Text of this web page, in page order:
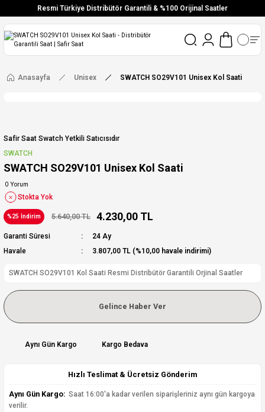
Resmi Türkiye Distribütör Garantili & %100 Orijinal Saatler
Vade Farksız 6 Taksit
Ücretsiz Kargo
Anasayfa Unisex SWATCH SO29V101 Unisex Kol Saati
Safir Saat Swatch Yetkili Satıcısıdır
SWATCH
SWATCH SO29V101 Unisex Kol Saati
0 Yorum
Stokta Yok
%25 İndirim 5.640,00 TL 4.230,00 TL
Garanti Süresi
24 Ay
Havale
3.807,00 TL (%10,00 havale indirimi)
SWATCH SO29V101 Kol Saati Resmi Distribütör Garantili Orjinal Saatler
Gelince Haber Ver
Aynı Gün Kargo Kargo Bedava
Hızlı Teslimat & Ücretsiz Gönderim
Aynı Gün Kargo: Saat 16:00'a kadar verilen siparişleriniz aynı gün kargoya
verilir.